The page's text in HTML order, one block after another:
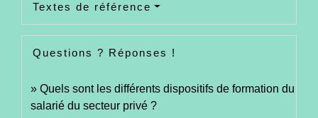
Textes de référence
Questions ? Réponses !
Quels sont les différents dispositifs de formation du
salarié du secteur privé ?